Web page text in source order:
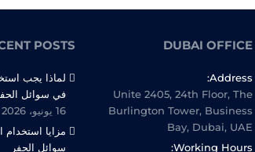
DUBAI OFFICE
Address:
Unite 2405, 24th Floor, The
Burlington Tower, Business
Bay, Dubai, UAE
Working Hours:
POSTS
لماذا يجب
في سوائل
16 يونيو، 2026
مزايا
سوائل الحفر